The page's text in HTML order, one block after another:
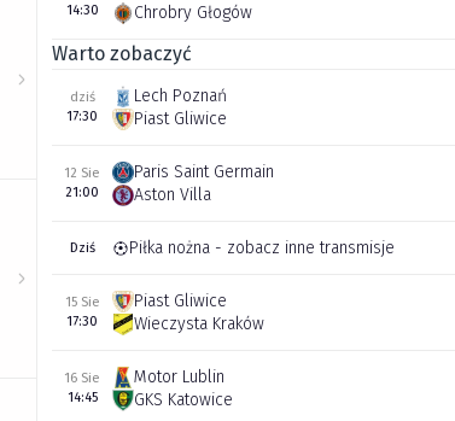
14:30
Chrobry Głogów
Warto zobaczyć
dziś
17:30
Lech Poznań
Piast Gliwice
12 Sie
21:00
Paris Saint Germain
Aston Villa
Dziś Piłka nożna - zobacz inne transmisje
15 Sie
17:30
Piast Gliwice
Wieczysta Kraków
16 Sie
14:45
Motor Lublin
GKS Katowice